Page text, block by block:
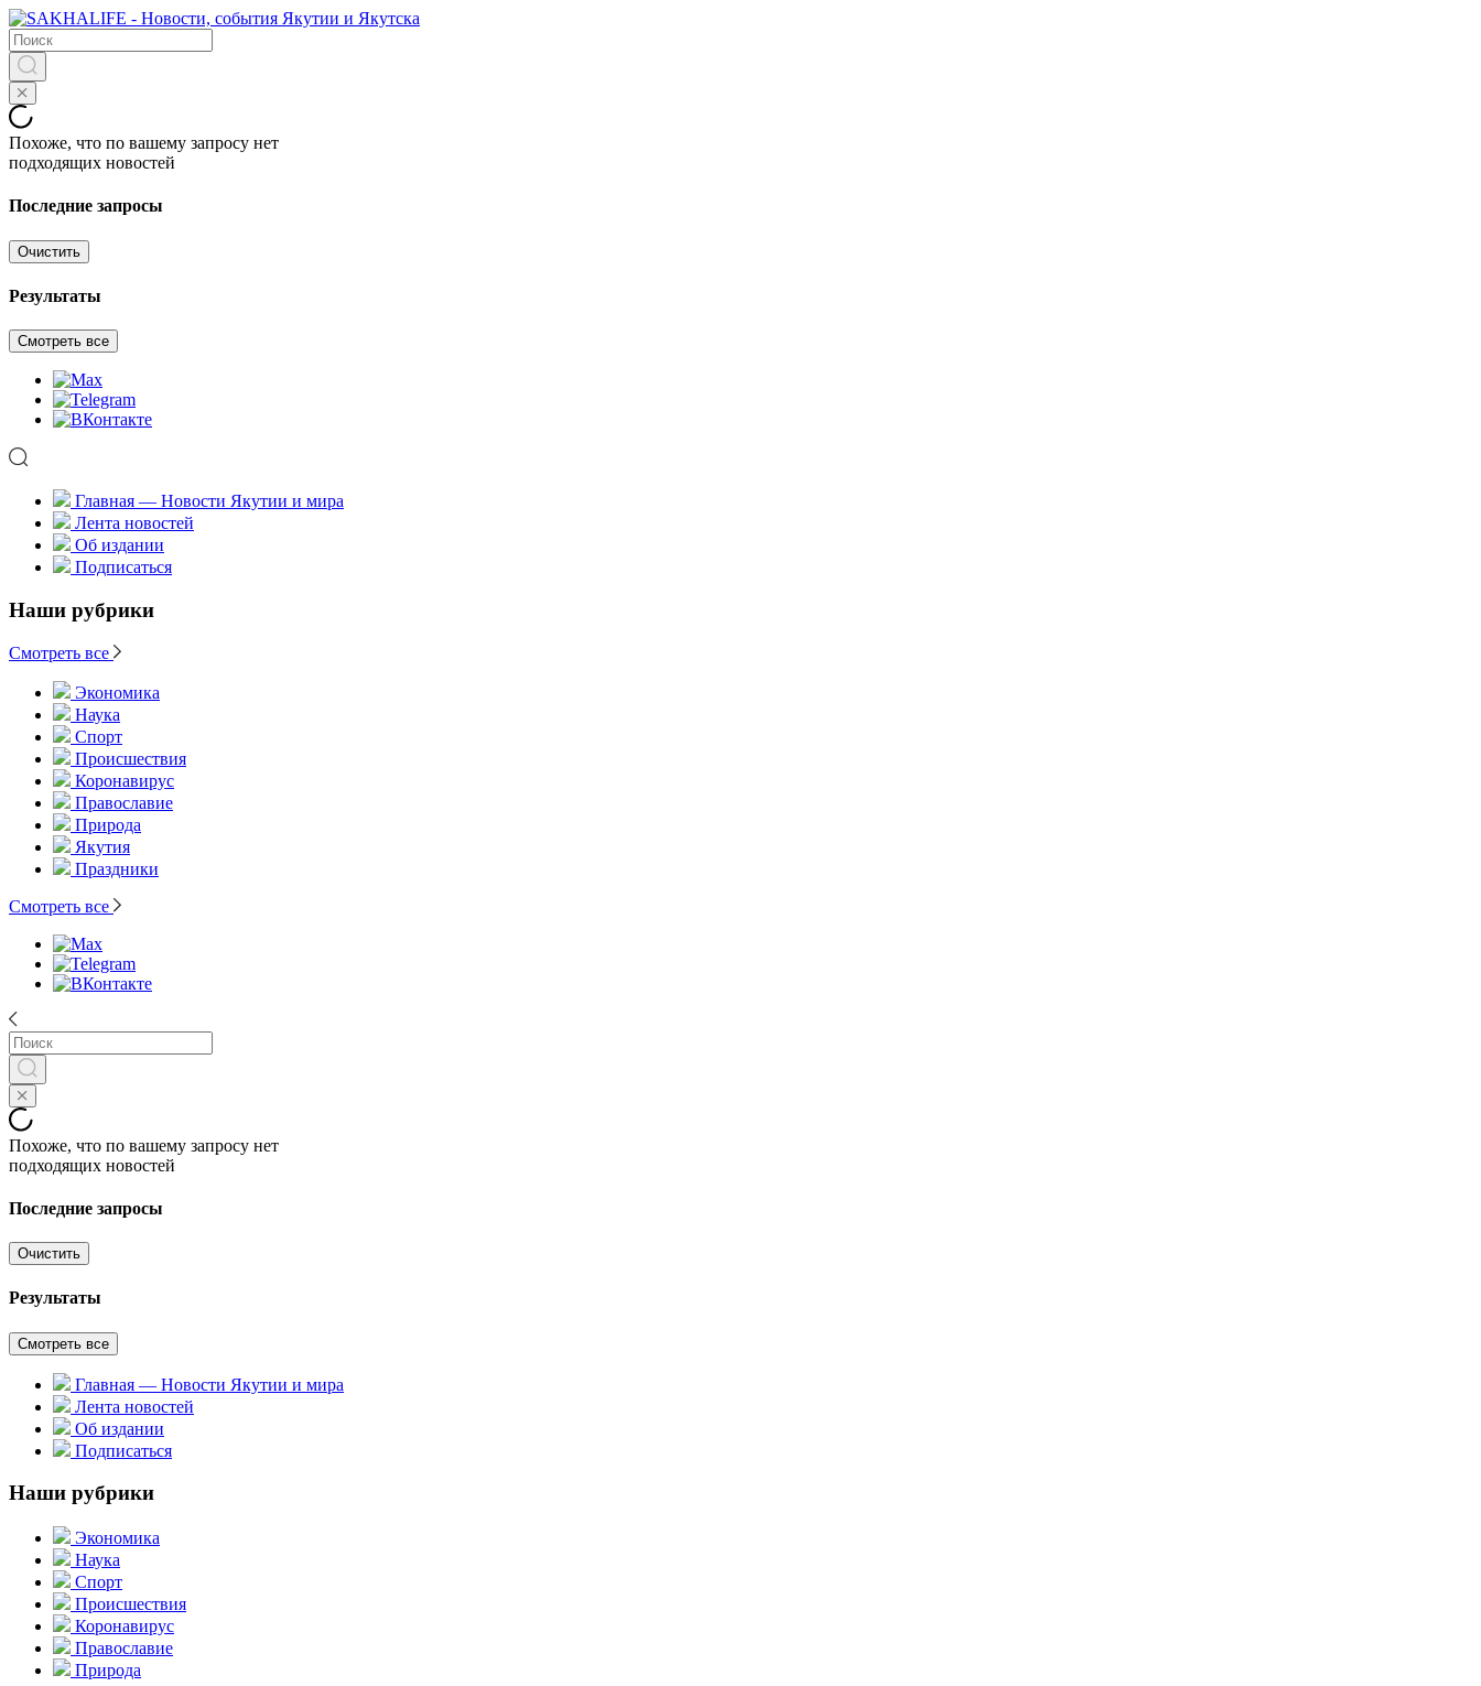
Похоже, что по вашему запросу нет
подходящих новостей
Последние запросы
Очистить
Результаты
Смотреть все
Главная — Новости Якутии и мира
Лента новостей
Об издании
Подписаться
Наши рубрики
Смотреть все
Экономика
Наука
Спорт
Происшествия
Коронавирус
Православие
Природа
Якутия
Праздники
Смотреть все
Похоже, что по вашему запросу нет
подходящих новостей
Последние запросы
Очистить
Результаты
Смотреть все
Главная — Новости Якутии и мира
Лента новостей
Об издании
Подписаться
Наши рубрики
Экономика
Наука
Спорт
Происшествия
Коронавирус
Православие
Природа